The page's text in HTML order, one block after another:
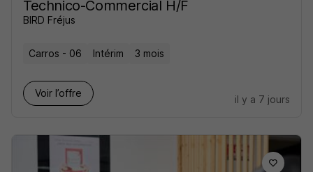
Technico-Commercial H/F
BIRD Fréjus
Carros - 06 Intérim 3 mois
Voir l’offre
il y a 7 jours